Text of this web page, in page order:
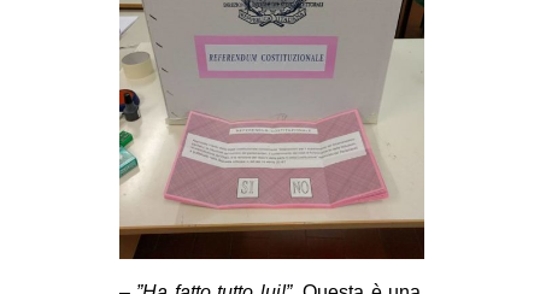
CINEMA
MANIFESTI
RECENSIONI
INTERNAZIONALE
AFRICA